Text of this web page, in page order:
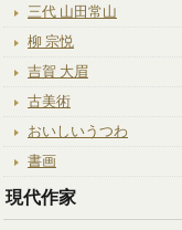
三代 山田常山
柳 宗悦
吉賀 大眉
古美術
おいしいうつわ
書画
現代作家